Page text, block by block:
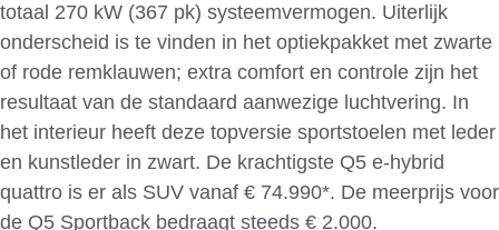
totaal 270 kW (367 pk) systeemvermogen. Uiterlijk
onderscheid is te vinden in het optiekpakket met zwarte
of rode remklauwen; extra comfort en controle zijn het
resultaat van de standaard aanwezige luchtvering. In
het interieur heeft deze topversie sportstoelen met leder
en kunstleder in zwart. De krachtigste Q5 e-hybrid
quattro is er als SUV vanaf € 74.990*. De meerprijs voor
de Q5 Sportback bedraagt steeds € 2.000.